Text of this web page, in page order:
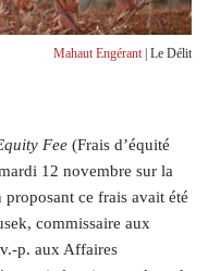
Mahaut Engérant | Le Délit
Fee (Frais d’équité
12 novembre sur la
ce frais avait été
commissaire aux
p. aux Affaires